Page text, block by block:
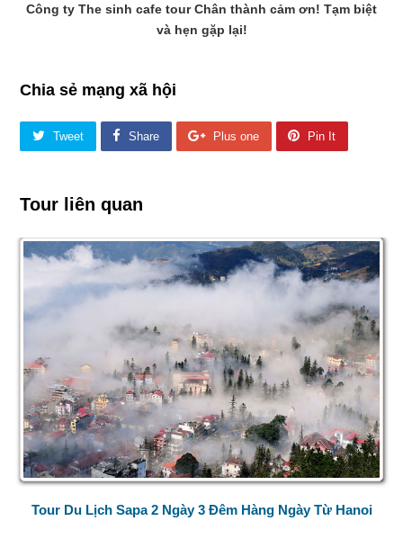
Công ty The sinh cafe tourChân thành cảm ơn! Tạm biệt
và hẹn gặp lại!
Chia sẻ mạng xã hội
Tweet Share Plus one Pin It
Tour liên quan
Tour Du Lịch Sapa 2 Ngày 3 Đêm Hàng Ngày Từ Hanoi